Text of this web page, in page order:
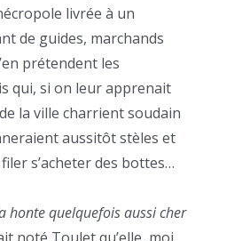
livrée à un
de guides, marchands
prétendent les
qui, si on leur apprenait
la ville charrient soudain
aussitôt stèles et
s’acheter des bottes…
honte quelquefois aussi cher